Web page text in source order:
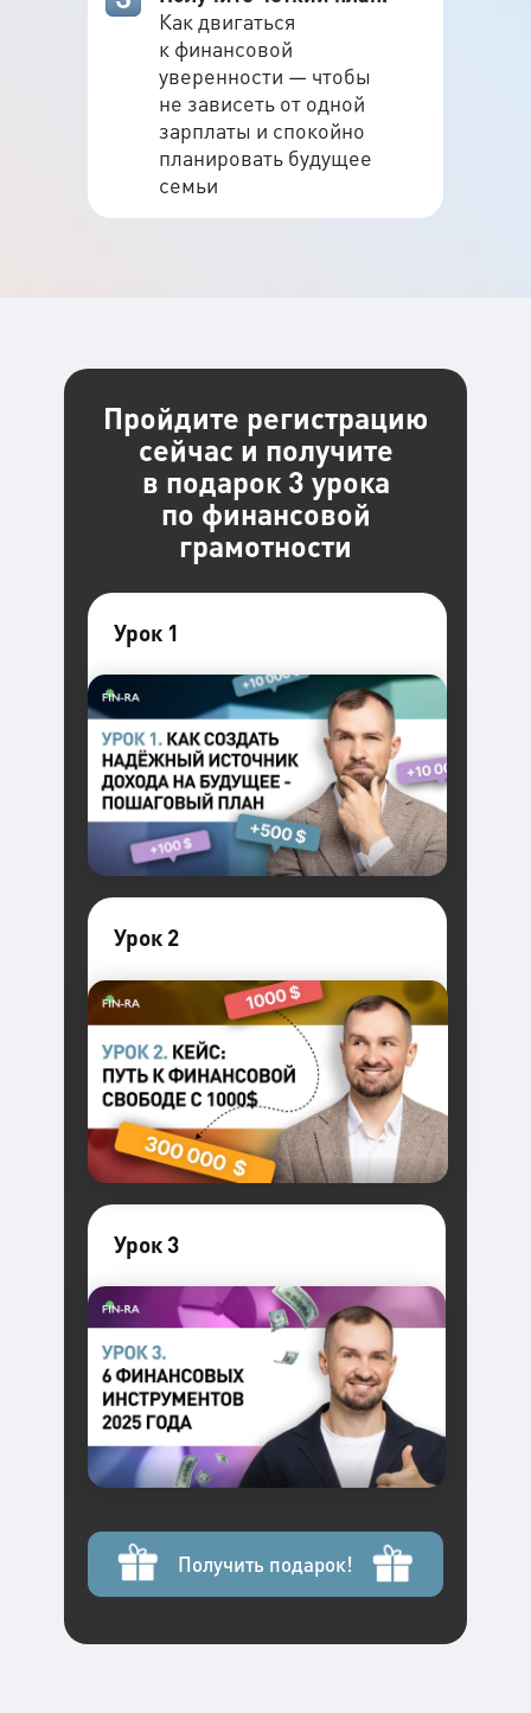
Как двигаться
к финансовой
уверенности — чтобы
не зависеть от одной
зарплаты и спокойно
планировать будущее
семьи
Пройдите регистрацию
сейчас и получите
в подарок 3 урока
по финансовой
грамотности
Урок 1
Получить подарок!
Урок 2
Урок 3
Окончил обучение в University of
Pennsylvania и New York University
Обучил более 120.000 людей безопасному
инвестированию с 2017 года
Победитель Всероссийского конкурса
«Финансовый советник» 2019 года
Школа имеет образовательную лицензию
и наделена правом выдавать дипломы
Mini-MBA по инвестициям